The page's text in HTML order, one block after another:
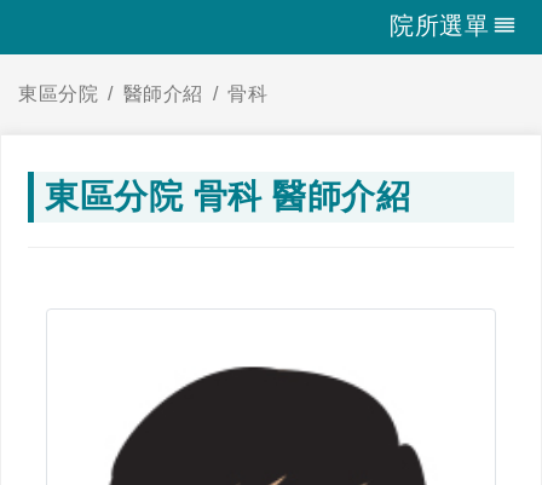
院所選單
東區分院 醫師介紹 骨科
東區分院 骨科 醫師介紹